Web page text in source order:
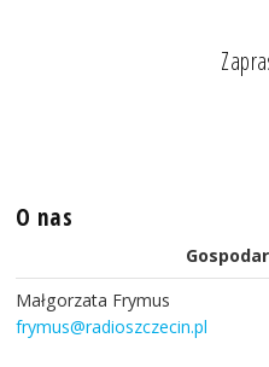
O nas
Małgorzata Frymus
frymus@radioszczecin.pl